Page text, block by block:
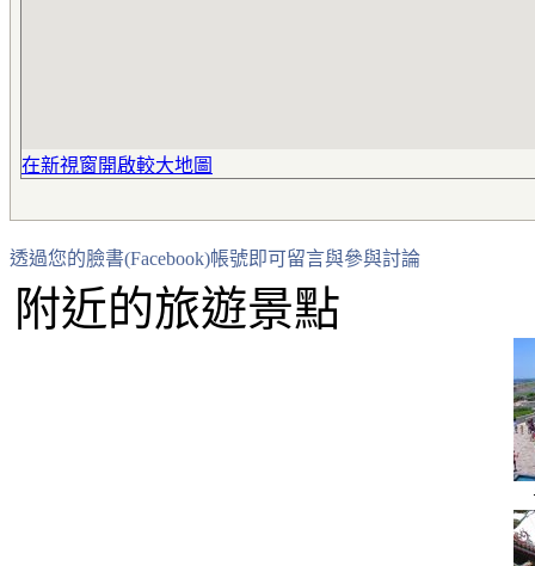
在新視窗開啟較大地圖
透過您的臉書(Facebook)帳號即可留言與參與討論
附近的旅遊景點